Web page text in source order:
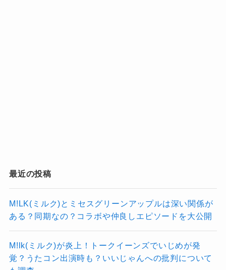
最近の投稿
M!LK(ミルク)とミセスグリーンアップルは深い関係が
ある？同期なの？コラボや仲良しエピソードを大公開
M!lk(ミルク)が炎上！トークイーンズでいじめが発
覚？うたコン出演時も？いいじゃんへの批判について